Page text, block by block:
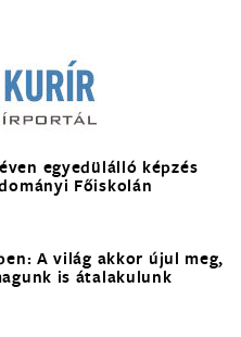
egyedülálló képzés
Főiskolán
A világ akkor újul meg,
is átalakulunk